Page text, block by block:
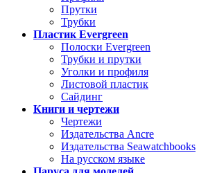
Прутки
Трубки
Пластик Evergreen
Полоски Evergreen
Трубки и прутки
Уголки и профиля
Листовой пластик
Сайдинг
Книги и чертежи
Чертежи
Издательства Ancre
Издательства Seawatchbooks
На русском языке